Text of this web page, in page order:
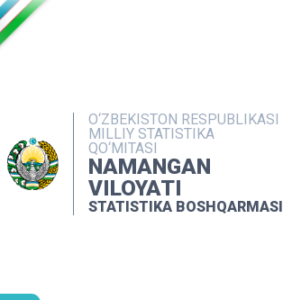
O‘ZBEKISTON RESPUBLIKASI
MILLIY STATISTIKA
QO‘MITASI
NAMANGAN
VILOYATI
STATISTIKA BOSHQARMASI
NASHRLAR
INTERAKTIV XIZMATLAR
MATBUOT XIZMATI
MUROJAATLAR